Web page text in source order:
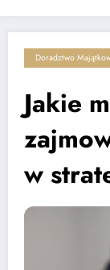
Doradztwo
Jakie
w